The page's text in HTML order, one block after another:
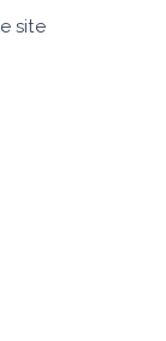
site